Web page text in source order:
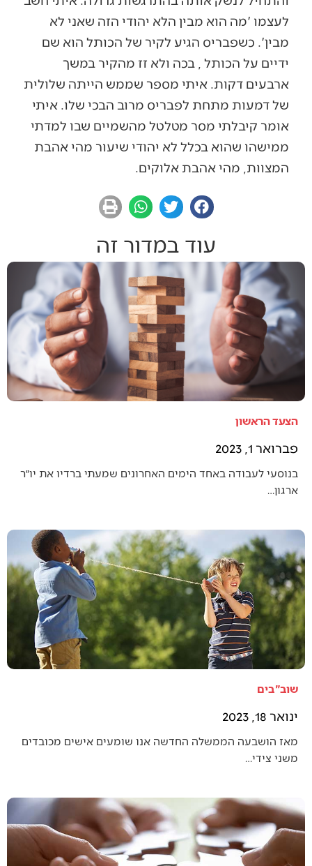
לעצמו 'מה הוא מבין הלא יהודי הזה שאני לא
מבין'. כשפבריס הגיע לקיר של הכותל הוא שם
ידיים על הכותל , בכה ולא זז מהקיר במשך
ארבעים דקות. איתי מספר שממש הייתה שלולית
של דמעות מתחת לפבריס מרוב הבכי שלו. איתי
אומר קיבלתי מסר מטלטל מהשמיים שבו למדתי
ממישהו שהוא בכלל לא יהודי שיעור מהי אהבת
המצוות, מהי אהבת אלוקים.
עוד במדור זה
הצעד הראשון
פברואר 1, 2023
בנוסעי לעבודה באחד הימים האחרונים שמעתי ברדיו את יו״ר
ארגון…
שוב"בים
ינואר 18, 2023
מאז הושבעה הממשלה החדשה אנו שומעים אישים מכובדים
משני צידי…